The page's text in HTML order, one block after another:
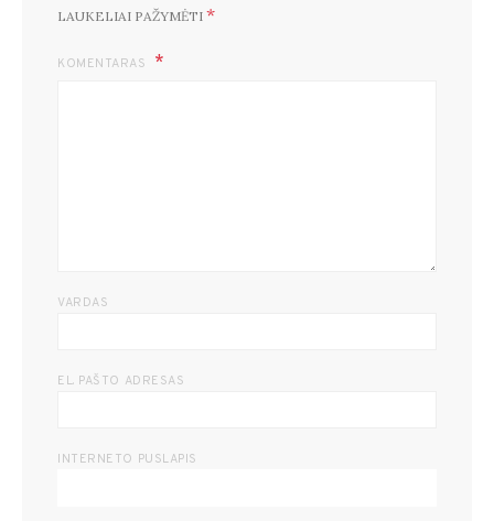
LAUKELIAI PAŽYMĖTI *
KOMENTARAS
VARDAS
EL. PAŠTO ADRESAS
INTERNETO PUSLAPIS